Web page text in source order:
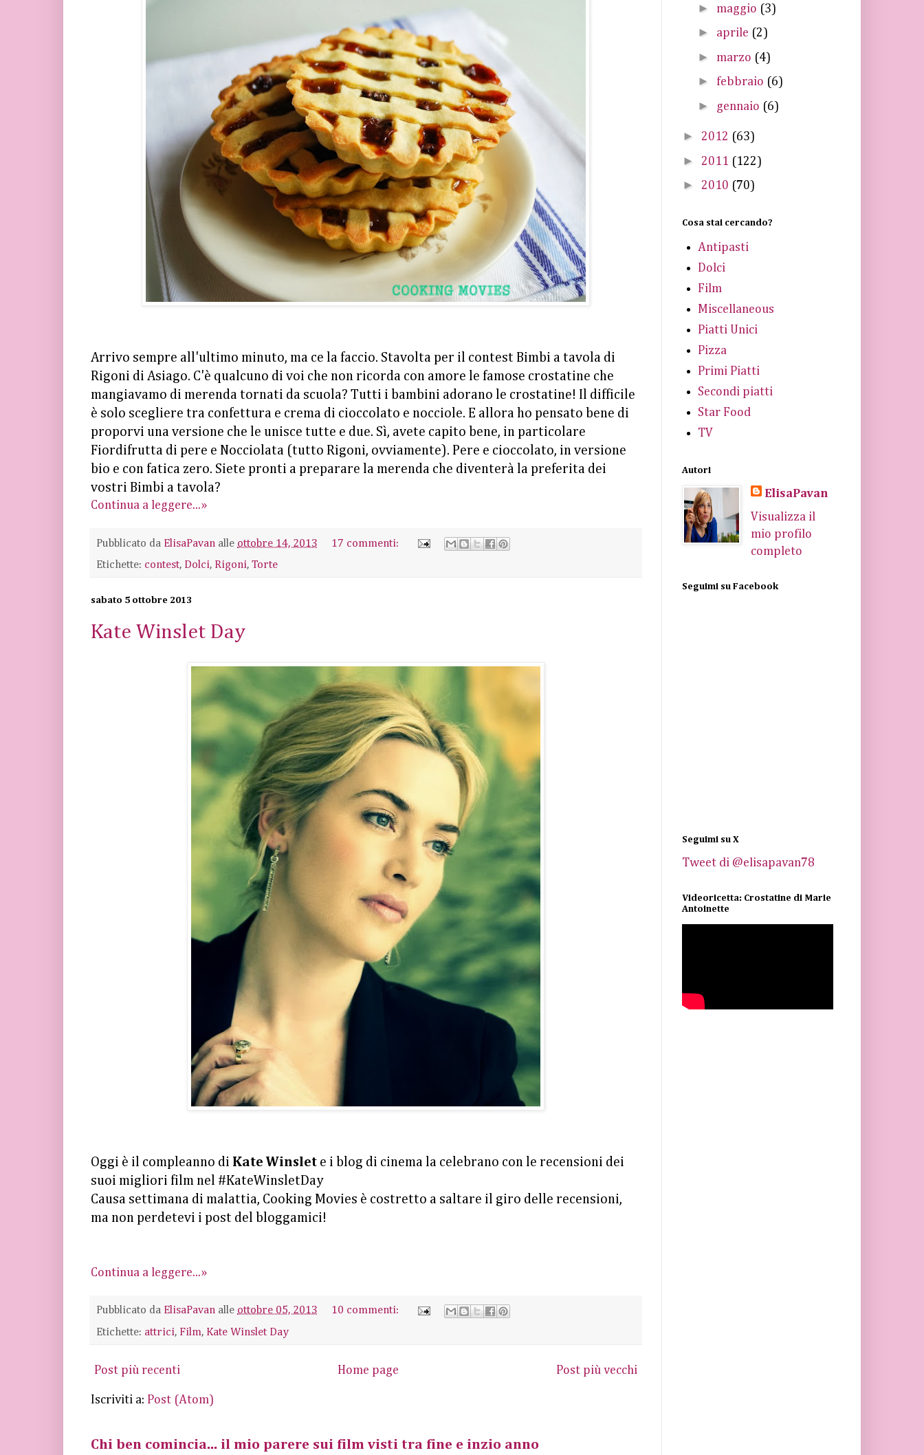
Arrivo sempre all'ultimo minuto, ma ce la faccio. Stavolta per il contest Bimbi a tavola di
Rigoni di Asiago. C'è qualcuno di voi che non ricorda con amore le famose crostatine che
mangiavamo di merenda tornati da scuola? Tutti i bambini adorano le crostatine! Il difficile
è solo scegliere tra confettura e crema di cioccolato e nocciole. E allora ho pensato bene di
proporvi una versione che le unisce tutte e due. Sì, avete capito bene, in particolare
Fiordifrutta di pere e Nocciolata (tutto Rigoni, ovviamente). Pere e cioccolato, in versione
bio e con fatica zero. Siete pronti a preparare la merenda che diventerà la preferita dei
vostri Bimbi a tavola?
Continua a leggere...»
Pubblicato da ElisaPavan alle ottobre 14, 2013
17 commenti:
Etichette: contest, Dolci, Rigoni, Torte
sabato 5 ottobre 2013
Kate Winslet Day
Oggi è il compleanno di Kate Winslet e i blog di cinema la celebrano con le recensioni dei
suoi migliori film nel #KateWinsletDay
Causa settimana di malattia, Cooking Movies è costretto a saltare il giro delle recensioni,
ma non perdetevi i post del bloggamici!
Continua a leggere...»
Pubblicato da ElisaPavan alle ottobre 05, 2013
10 commenti:
Etichette: attrici, Film, Kate Winslet Day
Post più recenti Post più vecchi
Home page
Iscriviti a: Post (Atom)
Chi ben comincia... il mio parere sui film visti tra fine e inzio anno
► maggio (3)
► aprile (2)
► marzo (4)
► febbraio (6)
► gennaio (6)
► 2012 (63)
► 2011 (122)
► 2010 (70)
Cosa stai cercando?
Antipasti
Dolci
Film
Miscellaneous
Piatti Unici
Pizza
Primi Piatti
Secondi piatti
Star Food
TV
Autori
ElisaPavan
Visualizza il
mio profilo
completo
Seguimi su Facebook
Seguimi su X
Tweet di @elisapavan78
Videoricetta: Crostatine di Marie
Antoinette